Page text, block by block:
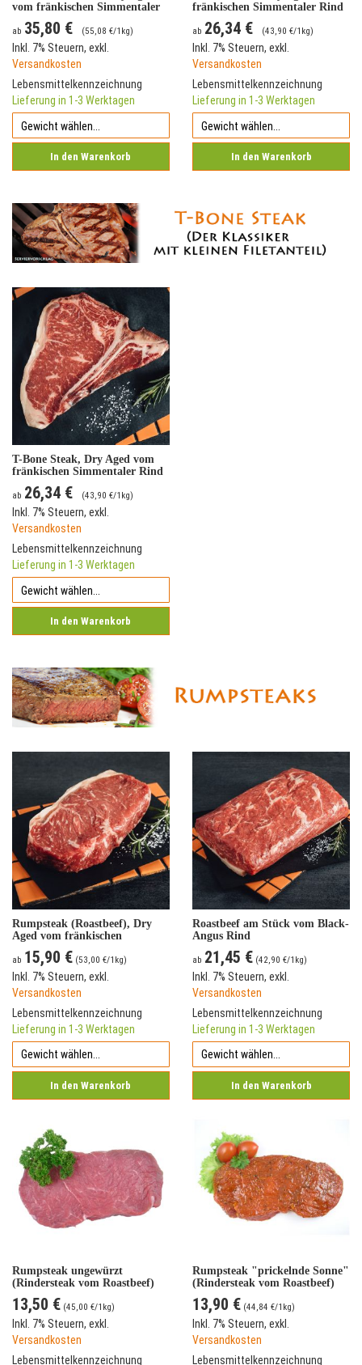
vom fränkischen Simmentaler
Rind
ab 35,80 € (55,08 €/1kg)
Inkl. 7% Steuern, exkl.
Versandkosten
Lebensmittelkennzeichnung
Lieferung in 1-3 Werktagen
In den Warenkorb
fränkischen Simmentaler Rind
ab 26,34 € (43,90 €/1kg)
Inkl. 7% Steuern,exkl.
Versandkosten
Lebensmittelkennzeichnung
Lieferung in 1-3 Werktagen
In den Warenkorb
T-Bone Steak, Dry Aged vom
fränkischen Simmentaler Rind
ab 26,34 € (43,90 €/1kg)
Inkl. 7% Steuern, exkl.
Versandkosten
Lebensmittelkennzeichnung
Lieferung in 1-3 Werktagen
In den Warenkorb
Rumpsteak (Roastbeef), Dry
Aged vom fränkischen
ab 15,90 € (53,00 €/1kg)
Inkl. 7% Steuern, exkl.
Versandkosten
Lebensmittelkennzeichnung
Lieferung in 1-3 Werktagen
In den Warenkorb
Roastbeef am Stück vom Black-
Angus Rind
ab 21,45 € (42,90 €/1kg)
Inkl. 7% Steuern,exkl.
Versandkosten
Lebensmittelkennzeichnung
Lieferung in 1-3 Werktagen
In den Warenkorb
Rumpsteak ungewürzt
(Rindersteak vom Roastbeef)
13,50 € (45,00 €/1kg)
Inkl. 7% Steuern, exkl.
Versandkosten
Lebensmittelkennzeichnung
Rumpsteak "prickelnde Sonne"
(Rindersteak vom Roastbeef)
13,90 € (44,84 €/1kg)
Inkl. 7% Steuern,exkl.
Versandkosten
Lebensmittelkennzeichnung